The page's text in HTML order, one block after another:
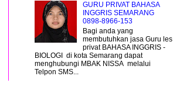
GURU PRIVAT BAHASA
INGGRIS SEMARANG
0898-8966-153
Bagi anda yang
membutuhkan jasa Guru les
privat BAHASA INGGRIS -
BIOLOGI di kota Semarang dapat
menghubungi MBAK NISSA melalui
Telpon SMS...